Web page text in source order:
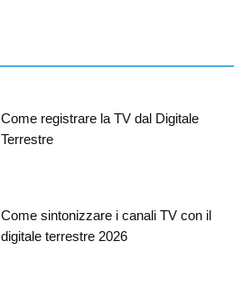
Come registrare la TV dal Digitale
Terrestre
Come sintonizzare i canali TV con il
digitale terrestre 2026